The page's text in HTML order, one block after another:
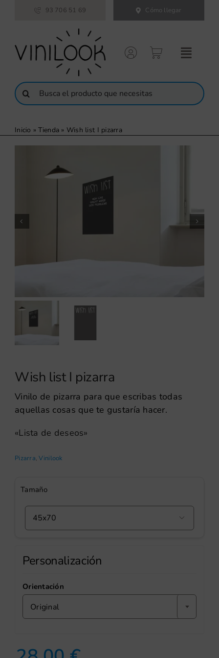
93 706 51 69 Cómo llegar
Buscar:
Inicio »Tienda » Wish list I pizarra
Wish list I pizarra
Vinilo de pizarra para que escribas todas
aquellas cosas que te gustaría hacer.
«Lista de deseos»
Pizarra,Vinilook
Tamaño

Personalización
Orientación
Original